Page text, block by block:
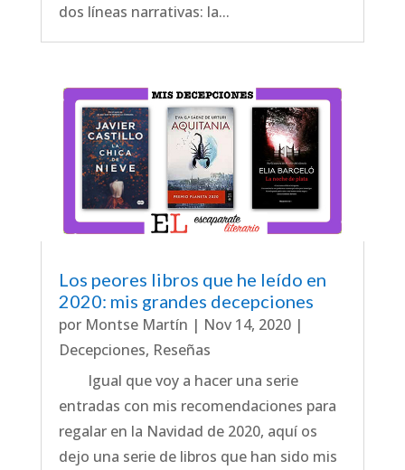
dos líneas narrativas: la...
Los peores libros que he leído en
2020: mis grandes decepciones
por Montse Martín | Nov 14, 2020|
Decepciones, Reseñas
Igual que voy a hacer una serie
entradas con mis recomendaciones para
regalar en la Navidad de 2020, aquí os
dejo una serie de libros que han sido mis